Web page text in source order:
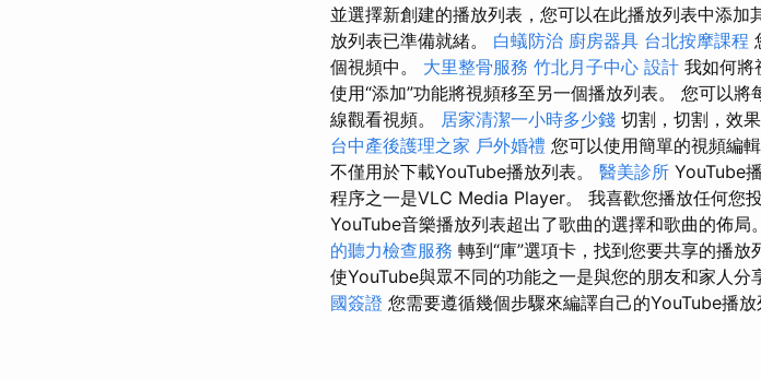
並選擇新創建的播放列表，您可以在此播放列表中添加
放列表已準備就緒。 白蟻防治 廚房器具 台北按摩課程
個視頻中。 大里整骨服務 竹北月子中心 設計 我如何將
使用“添加”功能將視頻移至另一個播放列表。 您可以
線觀看視頻。 居家清潔一小時多少錢 切割，切割，效果
台中產後護理之家 戶外婚禮 您可以使用簡單的視頻編
不僅用於下載YouTube播放列表。 醫美診所 YouTube
程序之一是VLC Media Player。 我喜歡您播放任何您
YouTube音樂播放列表超出了歌曲的選擇和歌曲的佈局
的聽力檢查服務 轉到“庫”選項卡，找到您要共享的播放
使YouTube與眾不同的功能之一是與您的朋友和家人分
國簽證 您需要遵循幾個步驟來編譯自己的YouTube播放